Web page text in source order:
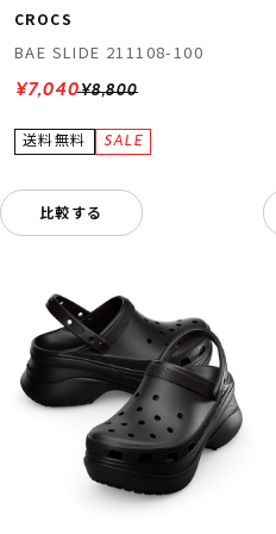
CROCS
BAE SLIDE 211108-100
¥8,800
¥7,040
比較する